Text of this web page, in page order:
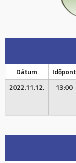
Dátum Időpont
2022.11.12.
13:00